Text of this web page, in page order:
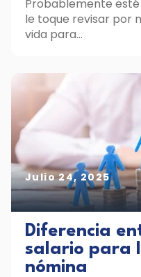
Probablemente
le toque revisar por
vida para...
Julio 24, 2025
Diferencia
salario para
nómina